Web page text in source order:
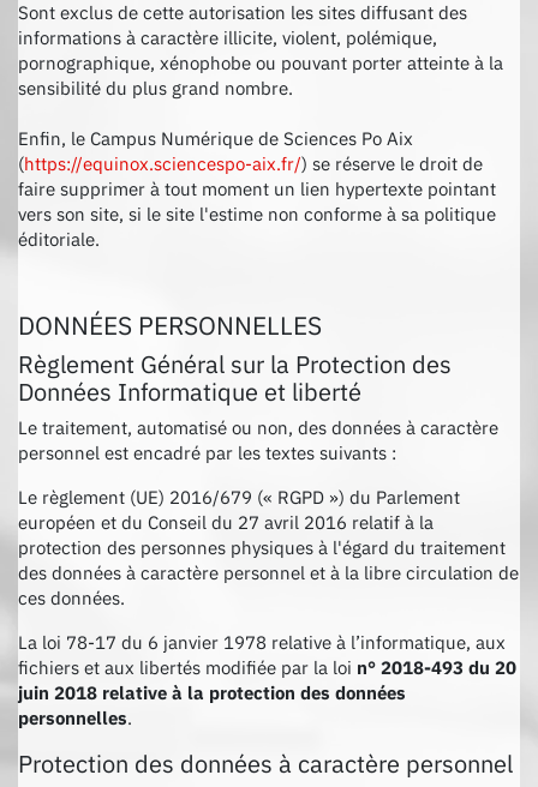
Sont exclus de cette autorisation les sites diffusant des
informations à caractère illicite, violent, polémique,
pornographique, xénophobe ou pouvant porter atteinte à la
sensibilité du plus grand nombre.
Enfin, le Campus Numérique de Sciences Po Aix
(https://equinox.sciencespo-aix.fr/) se réserve le droit de
faire supprimer à tout moment un lien hypertexte pointant
vers son site, si le site l'estime non conforme à sa politique
éditoriale.
DONNÉES PERSONNELLES
Règlement Général sur la Protection des
Données Informatique et liberté
Le traitement, automatisé ou non, des données à caractère
personnel est encadré par les textes suivants :
Le règlement (UE) 2016/679 (« RGPD ») du Parlement
européen et du Conseil du 27 avril 2016 relatif à la
protection des personnes physiques à l'égard du traitement
des données à caractère personnel et à la libre circulation de
ces données.
La loi 78-17 du 6 janvier 1978 relative à l’informatique, aux
fichiers et aux libertés modifiée par la loi n° 2018-493 du 20
juin 2018 relative à la protection des données
personnelles.
Protection des données à caractère personnel